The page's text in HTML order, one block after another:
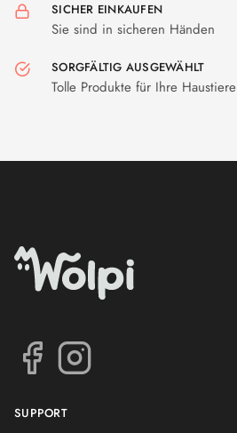
SICHER EINKAUFEN
Sie sind in sicheren Händen
SORGFÄLTIG AUSGEWÄHLT
Tolle Produkte für Ihre Haustiere
SUPPORT